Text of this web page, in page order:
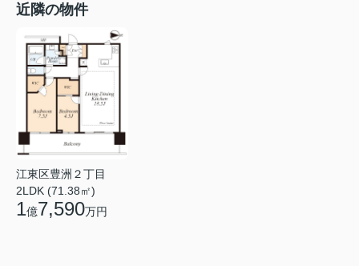
近隣の物件
江東区豊洲２丁目
2LDK (71.38㎡)
1億7,590万円